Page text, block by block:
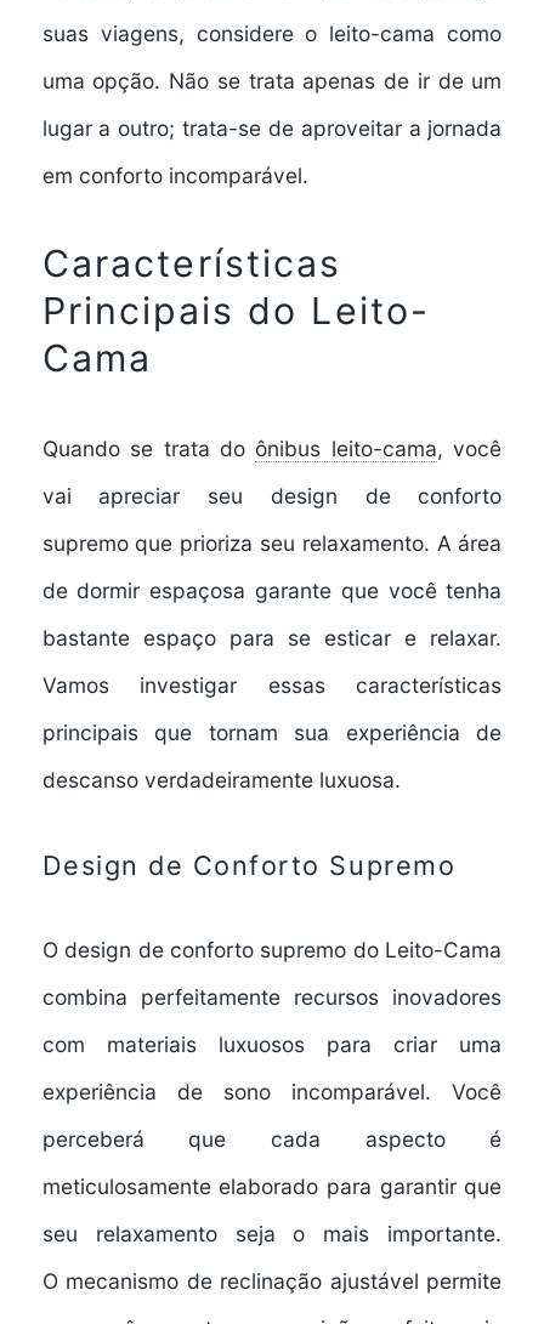
suas viagens, considere o leito-cama como
uma opção. Não se trata apenas de ir de um
lugar a outro; trata-se de aproveitar a jornada
em conforto incomparável.
Características
Principais do Leito-
Cama
Quando se trata do ônibus leito-cama, você
vai apreciar seu design de conforto
supremoque prioriza seu relaxamento. A área
de dormir espaçosa garante que você tenha
bastante espaço para se esticar e relaxar.
Vamos investigar essas características
principais que tornam sua experiência de
descanso verdadeiramente luxuosa.
Design de Conforto Supremo
O design de conforto supremo do Leito-Cama
combina perfeitamente recursos inovadores
com materiais luxuosos para criar uma
experiência de sono incomparável. Você
perceberá que cada aspecto é
meticulosamente elaborado para garantir que
seu relaxamento seja o mais importante.
O mecanismo de reclinação ajustável permite